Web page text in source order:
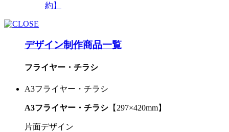
約】
デザイン制作商品一覧
フライヤー・チラシ
A3フライヤー・チラシ
A3フライヤー・チラシ 【297×420mm】
片面デザイン